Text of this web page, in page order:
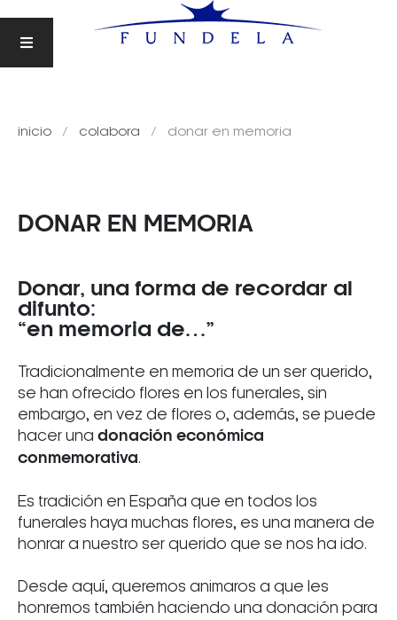
inicio colabora donar en memoria
DONAR EN MEMORIA
Donar, una forma de recordar al
difunto:
“en memoria de…”
Tradicionalmente en memoria de un ser querido,
se han ofrecido flores en los funerales, sin
embargo, en vez de flores o, además, se puede
hacer una donación económica
conmemorativa.
Es tradición en España que en todos los
funerales haya muchas flores, es una manera de
honrar a nuestro ser querido que se nos ha ido.
Desde aquí, queremos animaros a que les
honremos también haciendo una donación para